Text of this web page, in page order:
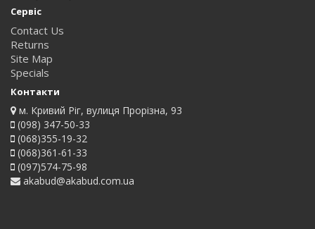
Сервіс
Contact Us
Returns
Site Map
Specials
Контакти
м. Кривий Ріг, вулиця Прорізна, 93
(098) 347-50-33
(068)355-19-32
(068)361-61-33
(097)574-75-98
akabud@akabud.com.ua